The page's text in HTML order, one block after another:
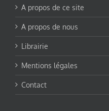
A propos de ce site
A propos de nous
Librairie
Mentions légales
Contact